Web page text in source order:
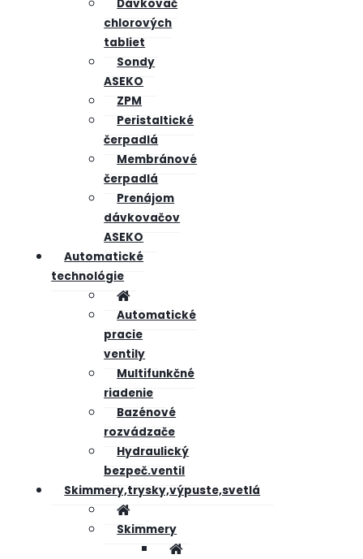
Dávkovač
chlorových
tabliet
Sondy
ASEKO
ZPM
Peristaltické
čerpadlá
Membránové
čerpadlá
Prenájom
dávkovačov
ASEKO
Automatické
technológie
Automatické
pracie
ventily
Multifunkčné
riadenie
Bazénové
rozvádzače
Hydraulický
bezpeč.ventil
Skimmery,trysky,výpuste,svetlá
Skimmery